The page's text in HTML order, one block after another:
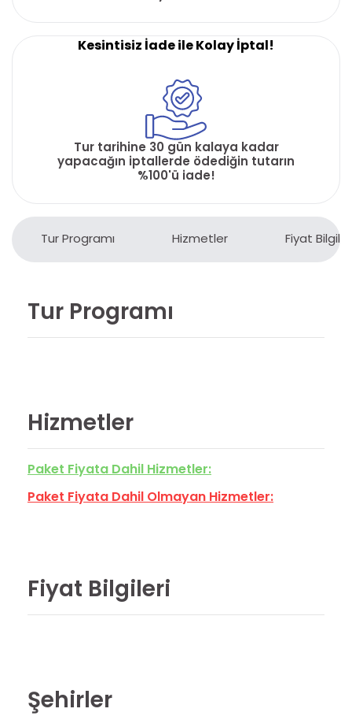
Kesintisiz İade ile Kolay İptal!
Tur tarihine 30 gün kalaya kadar
yapacağın iptallerde ödediğin tutarın
%100'ü iade!
Tur Programı Hizmetler Fiyat
Tur Programı
Hizmetler
Paket Fiyata Dahil Hizmetler:
Paket Fiyata Dahil Olmayan Hizmetler:
Fiyat Bilgileri
Şehirler